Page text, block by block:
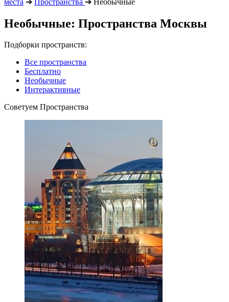
Необычные: Пространства Москвы
Подборки пространств:
Все пространства
Бесплатно
Необычные
Интерактивные
Советуем Пространства